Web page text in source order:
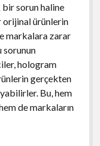
sorun haline
orijinal ürünlerin
markalara zarar
hologram
gerçekten
Bu, hem
de markaların